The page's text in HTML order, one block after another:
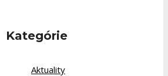
Kategórie
Aktuality